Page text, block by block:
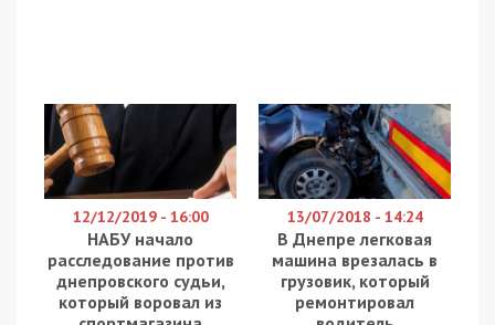
12/12/2019 - 16:00
НАБУ начало
расследование против
днепровского судьи,
который воровал из
13/07/2018 - 14:24
В Днепре легковая
машина врезалась в
грузовик, который
ремонтировал